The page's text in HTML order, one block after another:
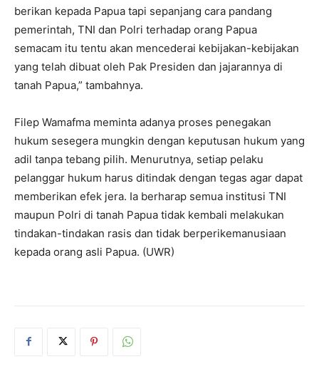
berikan kepada Papua tapi sepanjang cara pandang
pemerintah, TNI dan Polri terhadap orang Papua
semacam itu tentu akan mencederai kebijakan-kebijakan
yang telah dibuat oleh Pak Presiden dan jajarannya di
tanah Papua,” tambahnya.
Filep Wamafma meminta adanya proses penegakan
hukum sesegera mungkin dengan keputusan hukum yang
adil tanpa tebang pilih. Menurutnya, setiap pelaku
pelanggar hukum harus ditindak dengan tegas agar dapat
memberikan efek jera. Ia berharap semua institusi TNI
maupun Polri di tanah Papua tidak kembali melakukan
tindakan-tindakan rasis dan tidak berperikemanusiaan
kepada orang asli Papua. (UWR)